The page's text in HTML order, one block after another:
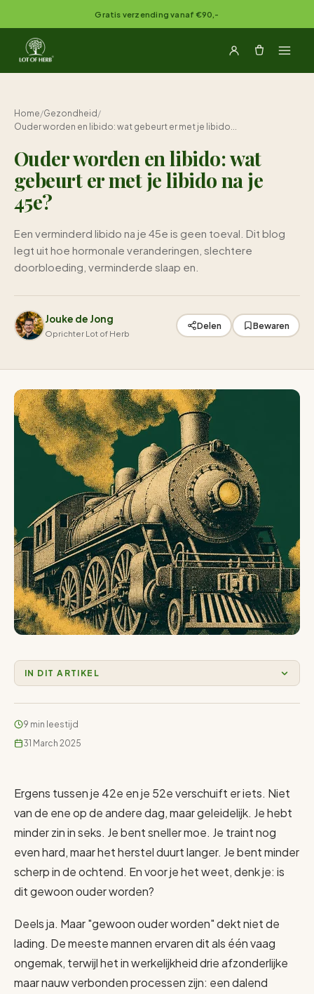
Gratis verzending vanaf €90,-
Home/Gezondheid /
Ouder worden en libido: wat gebeurt er met je libido...
Ouder worden en libido: wat
gebeurt er met je libido na je
45e?
Een verminderd libido na je 45e is geen toeval. Dit blog
legt uit hoe hormonale veranderingen, slechtere
doorbloeding, verminderde slaap en.
Jouke de Jong
Oprichter Lot of Herb
Delen Bewaren
IN DIT ARTIKEL
9 min leestijd
31 March 2025
Ergens tussen je 42e en je 52e verschuift er iets. Niet
van de ene op de andere dag, maar geleidelijk. Je hebt
minder zin in seks. Je bent sneller moe. Je traint nog
even hard, maar het herstel duurt langer. Je bent minder
scherp in de ochtend. En voor je het weet, denk je: is
dit gewoon ouder worden?
Deels ja. Maar "gewoon ouder worden" dekt niet de
lading. De meeste mannen ervaren dit als één vaag
ongemak, terwijl het in werkelijkheid drie afzonderlijke
maar nauw verbonden processen zijn: een dalend